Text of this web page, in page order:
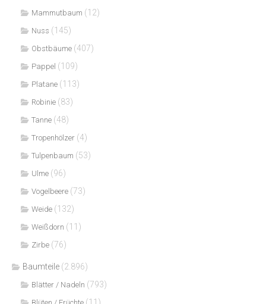
Mammutbaum (12)
Nuss (145)
Obstbäume (407)
Pappel (109)
Platane (113)
Robinie (83)
Tanne (48)
Tropenhölzer (4)
Tulpenbaum (53)
Ulme (96)
Vogelbeere (73)
Weide (132)
Weißdorn (11)
Zirbe (76)
Baumteile (2.896)
Blätter / Nadeln (793)